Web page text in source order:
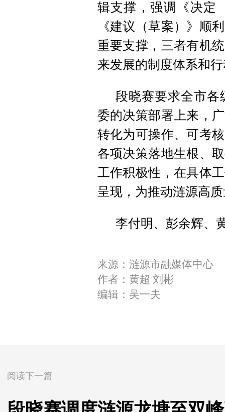
辑支撑，强调《决定
《建议（草案）》顺
重要支撑，三者有机
来发展的制度体系和
段晓赛要求全市各
委的决策部署上来，
转化为可操作、可考
各项决策落地生根、
工作积极性，在具体
呈现，为推动涟源高
李付明、彭余辉、
来源：涟源市融媒体中心
作者：黄超 刘彬
编辑：吴一夫
阅读下一篇